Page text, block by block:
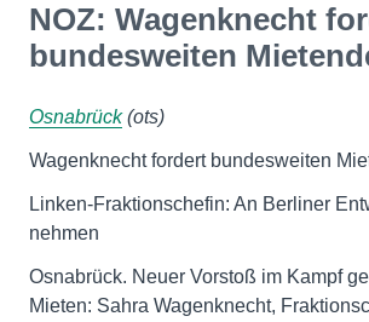
NOZ: Wagenknecht
bundesweiten
Osnabrück(ots)
Wagenknecht fordert bundesweiten
Linken-Fraktionschefin: An Berliner
nehmen
Osnabrück. Neuer Vorstoß im Kampf
Mieten: Sahra Wagenknecht,